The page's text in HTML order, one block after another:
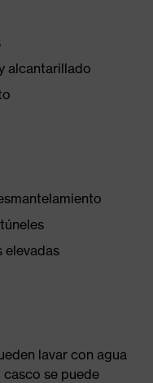
alcantarillado
elevadas
lavar con agua
se puede